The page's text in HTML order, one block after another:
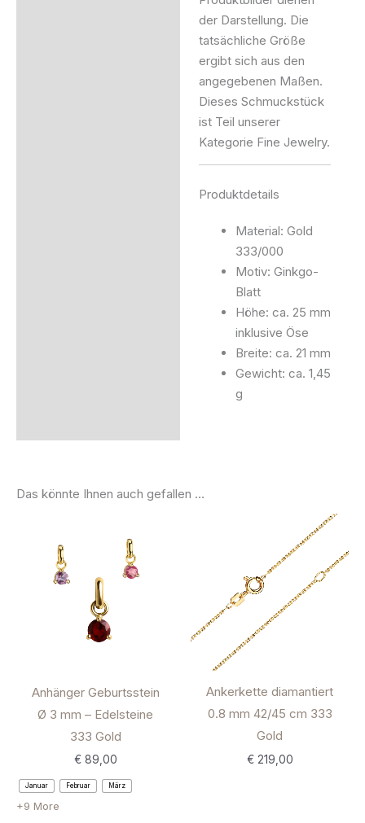
der Darstellung. Die
tatsächliche Größe
ergibt sich aus den
angegebenen Maßen.
Dieses Schmuckstück
ist Teil unserer
Kategorie Fine Jewelry.
Produktdetails
Material: Gold
333/000
Motiv: Ginkgo-
Blatt
Höhe: ca. 25 mm
inklusive Öse
Breite: ca. 21 mm
Gewicht: ca. 1,45
g
Das könnte Ihnen auch gefallen …
Anhänger Geburtsstein
Ø 3 mm – Edelsteine
333 Gold
€89,00
Januar Februar März
+9 More
Ankerkette diamantiert
0.8 mm 42/45 cm 333
Gold
€219,00